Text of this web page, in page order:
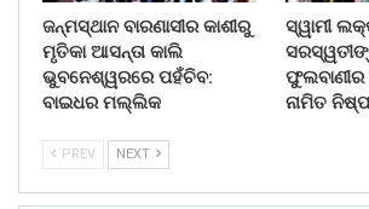
ଜନ୍ମସ୍ଥାନ ବାରଣାସୀର କାଶୀରୁ
ମୃତିକା ଆସନ୍ତା କାଲି
ଭୁବନେଶ୍ୱରରେ ପହଁଚିବ:
ବାଇଧର ମଲ୍ଲିକ
ସ୍ୱାମୀ
ନାମିତ
PREV NEXT